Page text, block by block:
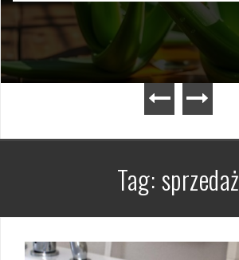
Tag:sprzedaż